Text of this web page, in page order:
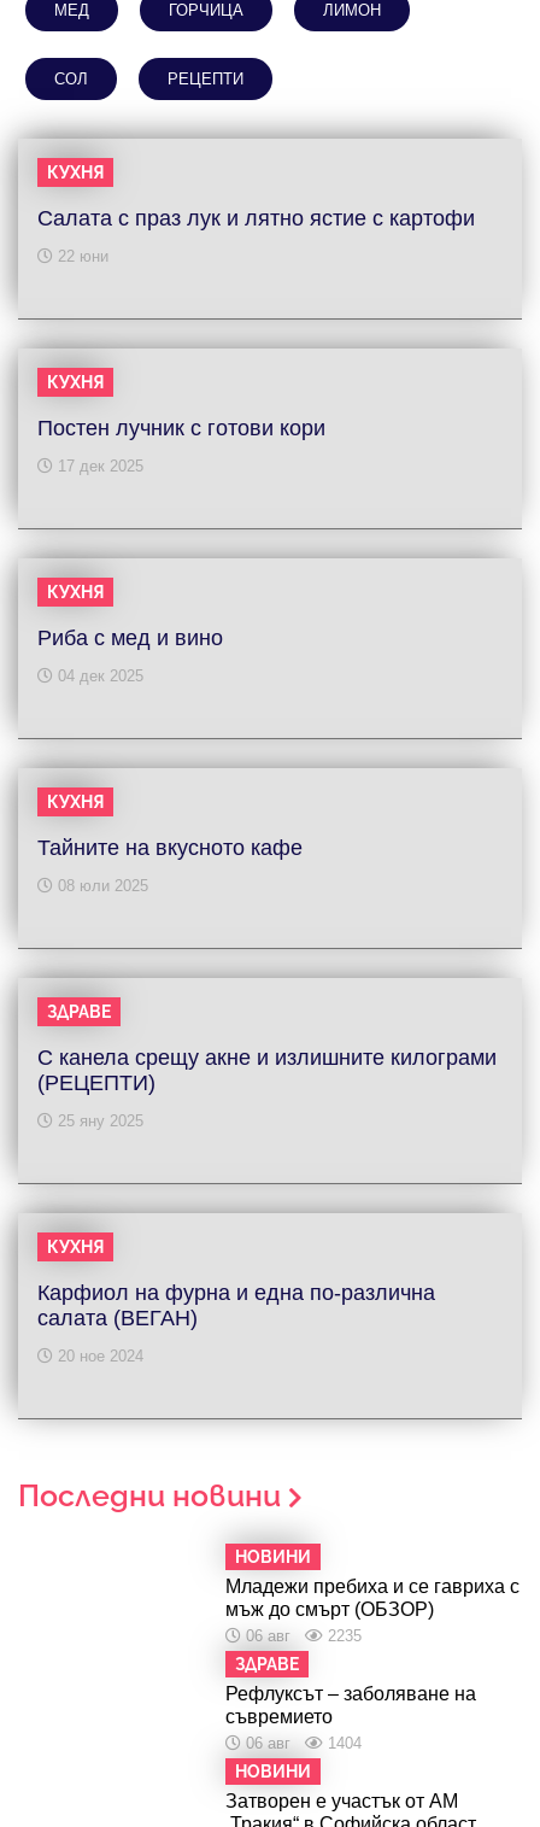
МЕД ГОРЧИЦА ЛИМОН
СОЛ РЕЦЕПТИ
КУХНЯ
Салата с праз лук и лятно ястие с картофи
22 юни
КУХНЯ
Постен лучник с готови кори
17 дек 2025
КУХНЯ
Риба с мед и вино
04 дек 2025
КУХНЯ
Тайните на вкусното кафе
08 юли 2025
ЗДРАВЕ
С канела срещу акне и излишните килограми
(РЕЦЕПТИ)
25 яну 2025
КУХНЯ
Карфиол на фурна и една по-различна
салата (ВЕГАН)
20 ное 2024
Последни новини
НОВИНИ
Младежи пребиха и се гавриха с
мъж до смърт (ОБЗОР)
06 авг 2235
ЗДРАВЕ
Рефлуксът – заболяване на
съвремието
06 авг 1404
НОВИНИ
Затворен е участък от АМ